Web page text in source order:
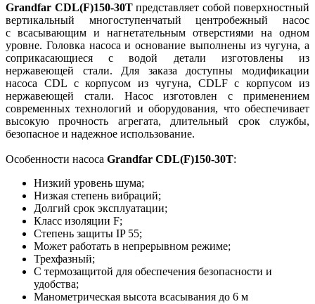
Grandfar CDL(F)150-30Tпредставляет собой поверхностный
вертикальный многоступенчатый центробежный насос
с всасывающим и нагнетательным отверстиями на одном
уровне. Головка насоса и основание выполнены из чугуна, а
соприкасающиеся с водой детали изготовлены из
нержавеющей стали. Для заказа доступны модификации
насоса CDL с корпусом из чугуна, CDLF с корпусом из
нержавеющей стали. Насос изготовлен с применением
современных технологий и оборудования, что обеспечивает
высокую прочность агрегата, длительный срок службы,
безопасное и надежное использование.
Особенности насоса Grandfar CDL(F)150-30T:
Низкий уровень шума;
Низкая степень вибраций;
Долгий срок эксплуатации;
Класс изоляции F;
Степень защиты IP 55;
Может работать в непрерывном режиме;
Трехфазный;
С термозащитой для обеспечения безопасности и
удобства;
Манометрическая высота всасывания до 6 м